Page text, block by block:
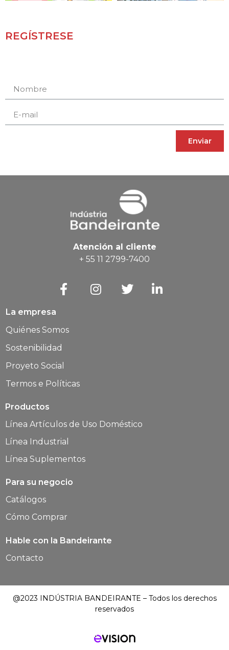
REGÍSTRESE
Enviar
Atención al cliente
+ 55 11 2799-7400
La empresa
Quiénes Somos
Sostenibilidad
Proyeto Social
Termos e Políticas
Productos
Línea Artículos de Uso Doméstico
Línea Industrial
Línea Suplementos
Para su negocio
Catálogos
Cómo Comprar
Hable con la Bandeirante
Contacto
@2023 INDÚSTRIA BANDEIRANTE – Todos los derechos
reservados